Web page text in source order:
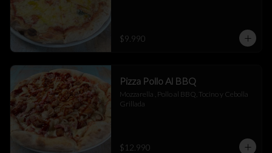
$9.990
Pizza Pollo Al BBQ
Mozzarella , Pollo al BBQ, Tocino y Cebolla
Grillada
$12.990